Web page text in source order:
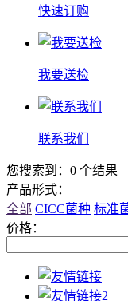
快速订购
我要送检
联系我们
您搜索到：0 个结果
产品形式：
全部 CICC菌种 标准
价格：